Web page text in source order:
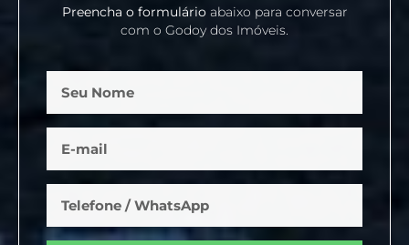
Preencha o formulárioabaixo para conversar
com o Godoy dos Imóveis.